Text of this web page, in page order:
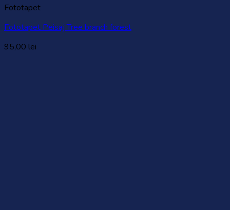
Fototapet
Fototapet Peisaj Tree branch forest
95,00 lei